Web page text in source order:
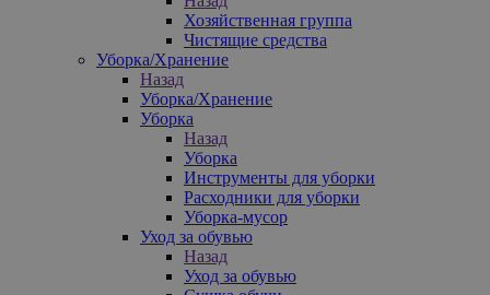
Хозяйственная группа
Чистящие средства
Уборка/Хранение
Назад
Уборка/Хранение
Уборка
Назад
Уборка
Инструменты для уборки
Расходники для уборки
Уборка-мусор
Уход за обувью
Назад
Уход за обувью